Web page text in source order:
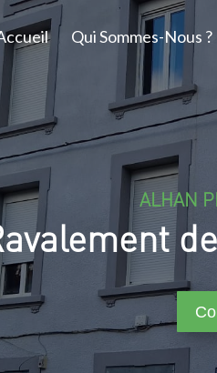
Qui Sommes-Nous ?
ALHAN